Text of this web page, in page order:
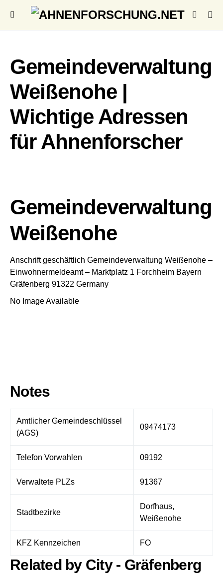
Gemeindeverwaltung
Weißenohe |
Wichtige Adressen
für Ahnenforscher
Gemeindeverwaltung
Weißenohe
Anschrift geschäftlich Gemeindeverwaltung Weißenohe –
Einwohnermeldeamt – Marktplatz 1 Forchheim Bayern
Gräfenberg 91322 Germany
No Image Available
Notes
Amtlicher Gemeindeschlüssel
(AGS)
09474173
Telefon Vorwahlen 09192
Verwaltete PLZs 91367
Stadtbezirke
Dorfhaus,
Weißenohe
KFZ Kennzeichen FO
Related by City - Gräfenberg